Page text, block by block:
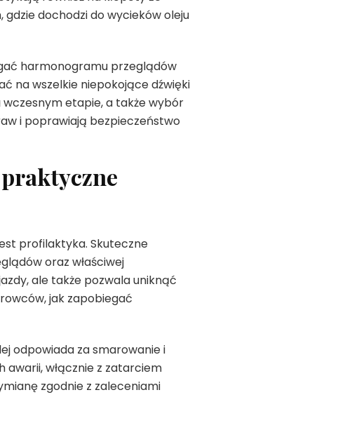
dochodzi do wycieków oleju
harmonogramu przeglądów
na wszelkie niepokojące dźwięki
wczesnym etapie, a także wybór
i poprawiają bezpieczeństwo
profilaktyka. Skuteczne
oraz właściwej
ale także pozwala uniknąć
jak zapobiegać
odpowiada za smarowanie i
awarii, włącznie z zatarciem
zgodnie z zaleceniami